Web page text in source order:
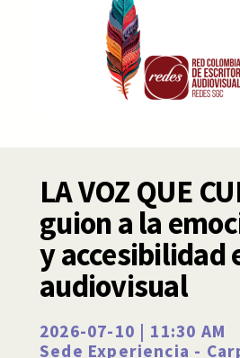
LA VOZ QUE
guion a la
y accesibilidad
audiovisual
2026-07-10 | 11:30 AM
Sede Experiencia -